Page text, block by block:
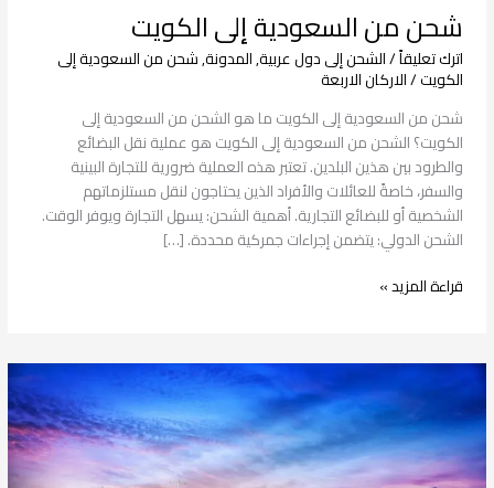
شحن من السعودية إلى الكويت
اترك تعليقاً/الشحن إلى دول عربية,المدونة,شحن من السعودية إلى
الكويت/الاركان الاربعة
شحن من السعودية إلى الكويت ما هو الشحن من السعودية إلى
الكويت؟ الشحن من السعودية إلى الكويت هو عملية نقل البضائع
والطرود بين هذين البلدين. تعتبر هذه العملية ضرورية للتجارة البينية
والسفر، خاصةً للعائلات والأفراد الذين يحتاجون لنقل مستلزماتهم
الشخصية أو للبضائع التجارية. أهمية الشحن: يسهل التجارة ويوفر الوقت.
الشحن الدولي: يتضمن إجراءات جمركية محددة. […]
قراءة المزيد »
شحن
من
السعودية
إلى
قطر